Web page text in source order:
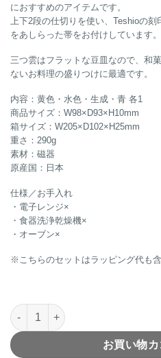
におすすめのアイテムです。
上下2段の仕切りを使い、Teshioの
をあしらった帯をお付けしています。
三つ雲はフラットな豆皿なので、和
ないお料理の盛りつけに最適です。
内容：黄色・水色・生成・青 各1
商品サイズ：W98×D93×H10mm
箱サイズ：W205×D102×H25mm
重さ：290g
素材：磁器
原産国：日本
仕様／お手入れ
・電子レンジ×
・食器洗浄乾燥機×
・オーブン×
※こちらのセットはラッピング代も含
三つ雲 Small plate 4pieces set
お買い物